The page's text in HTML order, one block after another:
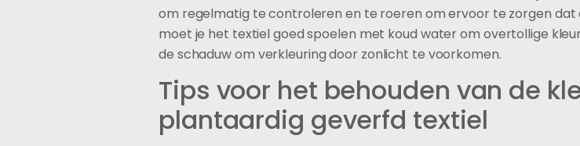
Wol is een andere natuurlijke vezel die goed reageert op
bijdragen aan de diepte van de kleur. Hoewel synthetische vezels
plantaardige kleurstoffen zich meestal niet goed aan deze
bij het werken met plantaardige verven.
Het verven van textiel met